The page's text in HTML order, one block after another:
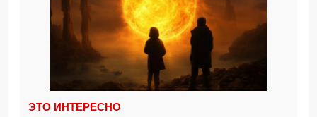
ЭТО ИНТЕРЕСНО